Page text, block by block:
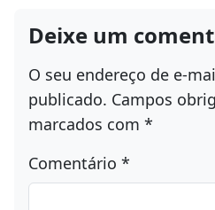
Deixe um
O seu endereço de e-
publicado. Campos
marcados com *
Comentário *